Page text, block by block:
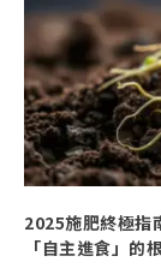
2025施肥終極指
「自主進食」的